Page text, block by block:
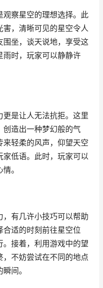
观察星空的理想选择。此
，清晰可见的星空令人
围坐，谈天说地，享受这
雨时，玩家可以静静许
是让人无法抗拒。这里
创造出一种梦幻般的气
轻柔的风声，仰望天空
低语。此时，玩家可以
。
有几许小技巧可以帮助
适的时刻前往星空位
接着，利用游戏中的望
不妨尝试在不同的地点
间。